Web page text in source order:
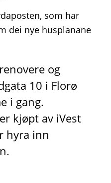
som har
dei nye husplanane
og
10 i Florø
i gang.
kjøpt av iVest
hyra inn